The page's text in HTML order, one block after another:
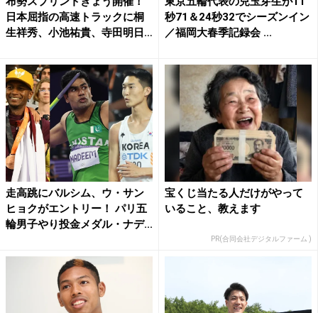
日本屈指の高速トラックに桐
生祥秀、小池祐貴、寺田明日
秒71＆24秒32でシーズンイン
／福岡大春季記録会 ...
走高跳にバルシム、ウ・サン
ヒョクがエントリー！ パリ五
輪男子やり投金メダル・ナデ...
宝くじ当たる人だけがやって
いること、教えます
PR(合同会社デジタルファーム )